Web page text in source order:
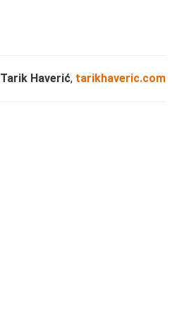
Tarik Haverić, tarikhaveric.com